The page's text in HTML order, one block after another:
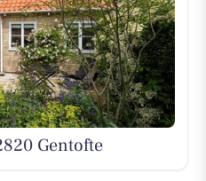
Gentofte